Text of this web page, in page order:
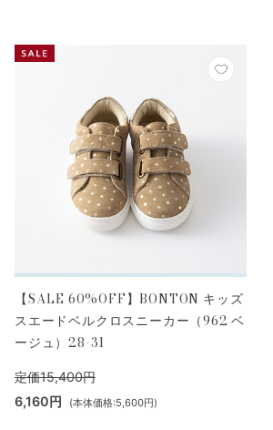
【SALE 60%OFF】BONTON キッズ
スエードベルクロスニーカー（962 ベ
ージュ）28-31
定価15,400円
6,160円
(本体価格:5,600円)